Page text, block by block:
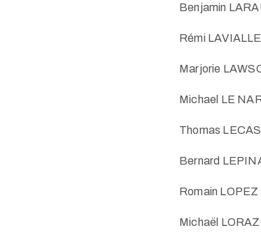
Benjamin
Rémi LAVIALLE
Marjorie
Michael LE
Thomas
Bernard
Romain
Michaël